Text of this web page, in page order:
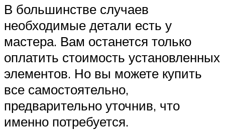
В большинстве случаев
необходимые детали есть у
мастера. Вам останется только
оплатить стоимость установленных
элементов. Но вы можете купить
все самостоятельно,
предварительно уточнив, что
именно потребуется.